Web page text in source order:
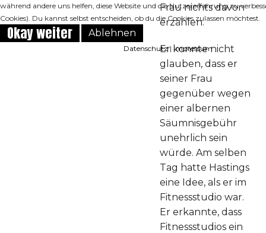
Frau nichts davon
erzählen.
Er konnte nicht
glauben, dass er
seiner Frau
gegenüber wegen
einer albernen
Säumnisgebühr
unehrlich sein
würde. Am selben
Tag hatte Hastings
eine Idee, als er im
Fitnessstudio war.
Er erkannte, dass
Fitnessstudios ein
während andere uns helfen, diese Website und die Nutzererfahrung zu
Cookies). Du kannst selbst entscheiden, ob du die Cookies zulassen möchtest.
Okay weiter Ablehnen
Datenschutz| Impressum